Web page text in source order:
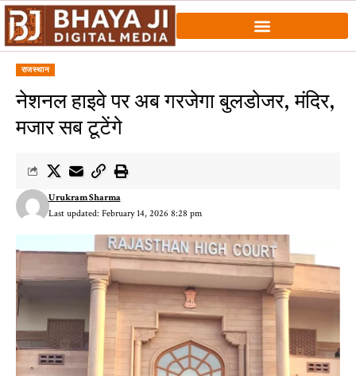
राजस्थान
नेशनल हाइवे पर अब गरजेगा बुलडोजर, मंदिर,
मजार सब टूटेंगे
Last updated: February 14, 2026 8:28 pm
Urukram Sharma